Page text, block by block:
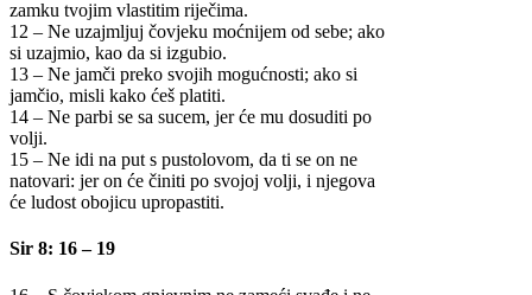
zamku tvojim vlastitim riječima.
12 – Ne uzajmljuj čovjeku moćnijem od sebe; ako
si uzajmio, kao da si izgubio.
13 – Ne jamči preko svojih mogućnosti; ako si
jamčio, misli kako ćeš platiti.
14 – Ne parbi se sa sucem, jer će mu dosuditi po
volji.
15 – Ne idi na put s pustolovom, da ti se on ne
natovari: jer on će činiti po svojoj volji, i njegova
će ludost obojicu upropastiti.
Sir 8: 16 – 19